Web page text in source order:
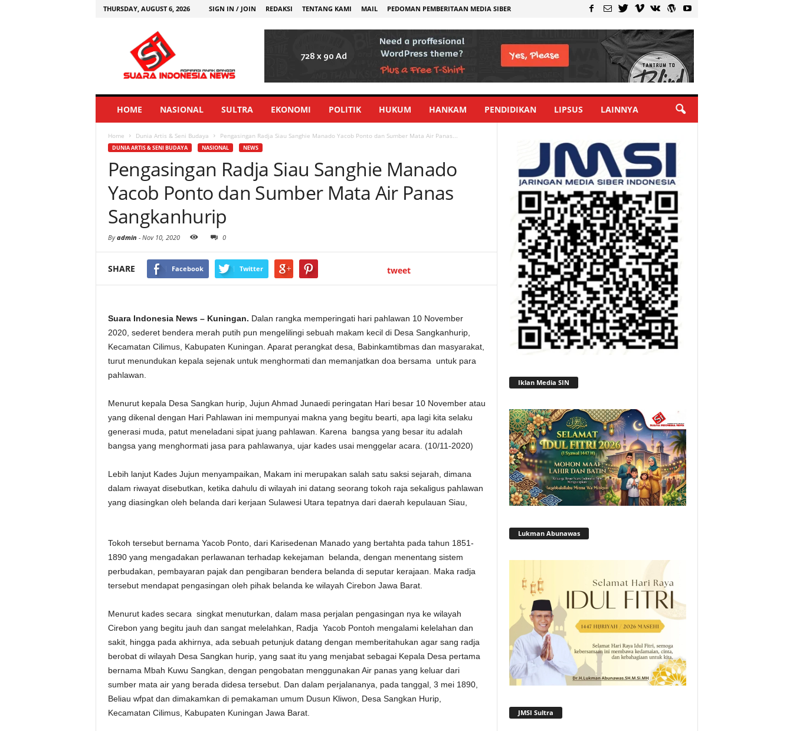
THURSDAY, AUGUST 6, 2026 SIGN IN / JOIN REDAKSI TENTANG KAMI MAIL PEDOMAN PEMBERITAAN MEDIA SIBER
HOME NASIONAL SULTRA EKONOMI POLITIK HUKUM HANKAM PENDIDIKAN LIPSUS LAINNYA
Home Dunia Artis & Seni Budaya Pengasingan Radja Siau Sanghie Manado Yacob Ponto dan Sumber Mata Air Panas...
DUNIA ARTIS & SENI BUDAYA NASIONAL NEWS
Pengasingan Radja Siau Sanghie Manado
Yacob Ponto dan Sumber Mata Air Panas
Sangkanhurip
Byadmin - Nov 10, 2020 0
SHARE Facebook Twitter tweet
Suara Indonesia News – Kuningan. Dalan rangka memperingati hari pahlawan 10 November
2020, sederet bendera merah putih pun mengelilingi sebuah makam kecil di Desa Sangkanhurip,
Kecamatan Cilimus, Kabupaten Kuningan. Aparat perangkat desa, Babinkamtibmas dan masyarakat,
turut menundukan kepala sejenak untuk menghormati dan memanjatkan doa bersama untuk para
pahlawan.
Menurut kepala Desa Sangkan hurip, Jujun Ahmad Junaedi peringatan Hari besar 10 November atau
yang dikenal dengan Hari Pahlawan ini mempunyai makna yang begitu bearti, apa lagi kita selaku
generasi muda, patut meneladani sipat juang pahlawan. Karena bangsa yang besar itu adalah
bangsa yang menghormati jasa para pahlawanya, ujar kades usai menggelar acara. (10/11-2020)
Lebih lanjut Kades Jujun menyampaikan, Makam ini merupakan salah satu saksi sejarah, dimana
dalam riwayat disebutkan, ketika dahulu di wilayah ini datang seorang tokoh raja sekaligus pahlawan
yang diasingkan oleh belanda dari kerjaan Sulawesi Utara tepatnya dari daerah kepulauan Siau,
Tokoh tersebut bernama Yacob Ponto, dari Karisedenan Manado yang bertahta pada tahun 1851-
1890 yang mengadakan perlawanan terhadap kekejaman belanda, dengan menentang sistem
perbudakan, pembayaran pajak dan pengibaran bendera belanda di seputar kerajaan. Maka radja
tersebut mendapat pengasingan oleh pihak belanda ke wilayah Cirebon Jawa Barat.
Menurut kades secara singkat menuturkan, dalam masa perjalan pengasingan nya ke wilayah
Cirebon yang begitu jauh dan sangat melelahkan, Radja Yacob Pontoh mengalami kelelahan dan
sakit, hingga pada akhirnya, ada sebuah petunjuk datang dengan memberitahukan agar sang radja
berobat di wilayah Desa Sangkan hurip, yang saat itu yang menjabat sebagai Kepala Desa pertama
bernama Mbah Kuwu Sangkan, dengan pengobatan menggunakan Air panas yang keluar dari
sumber mata air yang berada didesa tersebut. Dan dalam perjalananya, pada tanggal, 3 mei 1890,
Beliau wfpat dan dimakamkan di pemakaman umum Dusun Kliwon, Desa Sangkan Hurip,
Kecamatan Cilimus, Kabupaten Kuningan Jawa Barat.
Iklan Media SIN
Lukman Abunawas
JMSI Sultra